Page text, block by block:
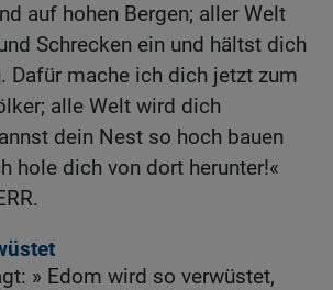
auf hohen Bergen; aller Welt
Schrecken ein und hältst dich
Dafür mache ich dich jetzt zum
alle Welt wird dich
dein Nest so hoch bauen
hole dich von dort herunter!«
» Edom wird so verwüstet,